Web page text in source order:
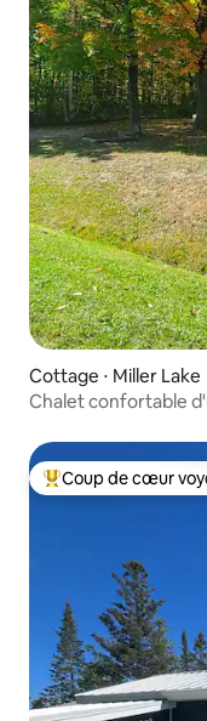
Cottage ⋅ Miller Lake
Chalet confortable
Coups de cœur
Coup de cœur